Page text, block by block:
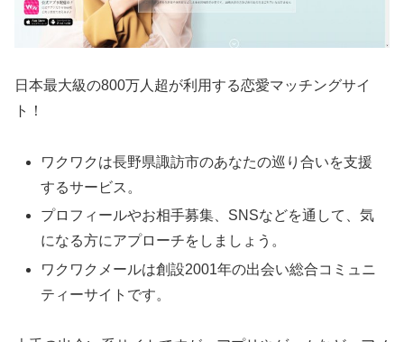
日本最大級の800万人超が利用する恋愛マッチングサイ
ト！
ワクワクは長野県諏訪市のあなたの巡り合いを支援
するサービス。
プロフィールやお相手募集、SNSなどを通して、気
になる方にアプローチをしましょう。
ワクワクメールは創設2001年の出会い総合コミュニ
ティーサイトです。